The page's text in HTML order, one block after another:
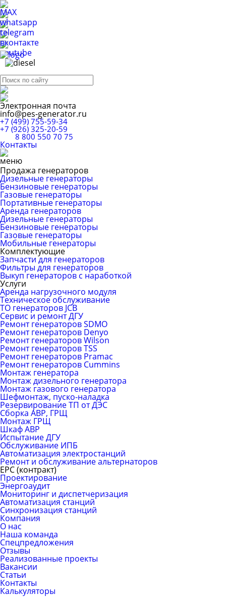
Электронная почта
info@pes-generator.ru
+7 (499) 755-59-34
+7 (926) 325-20-59
8 800 550 70 75
Контакты
Продажа генераторов
Дизельные генераторы
Бензиновые генераторы
Газовые генераторы
Портативные генераторы
Аренда генераторов
Дизельные генераторы
Бензиновые генераторы
Газовые генераторы
Мобильные генераторы
Комплектующие
Запчасти для генераторов
Фильтры для генераторов
Выкуп генераторов с наработкой
Услуги
Аренда нагрузочного модуля
Техническое обслуживание
ТО генераторов JCB
Сервис и ремонт ДГУ
Ремонт генераторов SDMO
Ремонт генераторов Denyo
Ремонт генераторов Wilson
Ремонт генераторов TSS
Ремонт генераторов Pramac
Ремонт генераторов Сummins
Монтаж генератора
Монтаж дизельного генератора
Монтаж газового генератора
Шефмонтаж, пуско-наладка
Резервирование ТП от ДЭС
Сборка АВР, ГРЩ
Монтаж ГРЩ
Шкаф АВР
Испытание ДГУ
Обслуживание ИПБ
Автоматизация электростанций
Ремонт и обслуживание альтернаторов
ЕРС (контракт)
Проектирование
Энергоаудит
Мониторинг и диспетчеризация
Автоматизация станций
Синхронизация станций
Компания
О нас
Наша команда
Спецпредложения
Отзывы
Реализованные проекты
Вакансии
Статьи
Контакты
Калькуляторы